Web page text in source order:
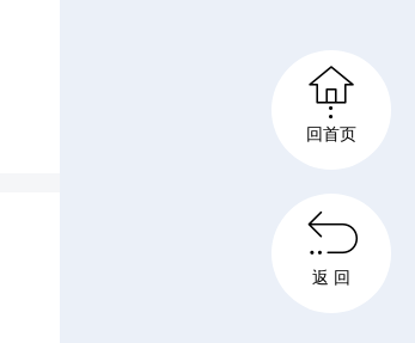

回首页

返 回